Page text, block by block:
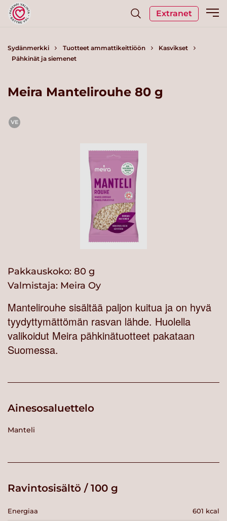
Extranet
Sydänmerkki Tuotteet ammattikeittiöön
Kasvikset
Pähkinät ja siemenet
Meira Mantelirouhe 80 g
VE
Pakkauskoko: 80 g
Valmistaja: Meira Oy
Mantelirouhe sisältää paljon kuitua ja on hyvä
tyydyttymättömän rasvan lähde. Huolella
valikoidut Meira pähkinätuotteet pakataan
Suomessa.
Ainesosaluettelo
Manteli
Ravintosisältö / 100 g
Energiaa 601 kcal